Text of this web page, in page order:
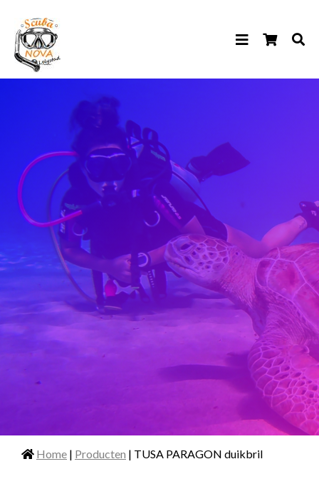
Home | Producten | TUSA PARAGON duikbril